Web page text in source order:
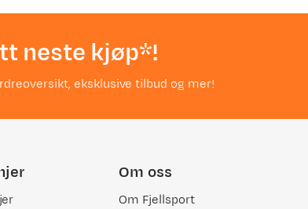
neste kjøp*!
eksklusive tilbud og mer!
Om oss
Om Fjellsport